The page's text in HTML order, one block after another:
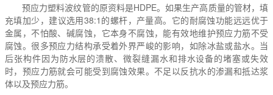
预应力塑料波纹管的原资料是HDPE。如果生产高质量的管材，填
充填加少，建议选用38:1的螺杆，产量高。它的耐腐蚀功能远远优于
金属，不怕酸、碱腐蚀，它本身不腐蚀，能有效地维护预应力筋不受
腐蚀。很多预应力结构承受着外界严峻的影响，如除冰盐或盐水。当
后张构件因为防水层的溃散、微裂缝漏水和排水设备的堵塞或失效
时，预应力筋就会可能受到腐蚀效果。不足以反抗水的渗漏和抵达浆
体以及预应力筋。